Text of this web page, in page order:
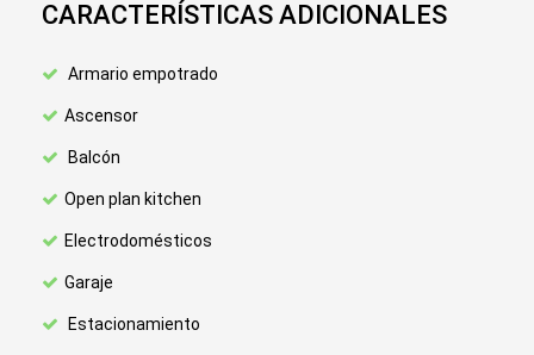
CARACTERÍSTICAS ADICIONALES
Armario empotrado
Ascensor
Balcón
Open plan kitchen
Electrodomésticos
Garaje
Estacionamiento